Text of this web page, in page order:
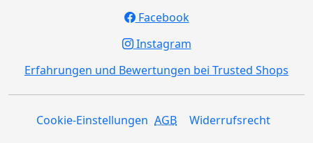
Facebook
Instagram
Erfahrungen und Bewertungen bei Trusted Shops
Cookie-Einstellungen AGB
Widerrufsrecht